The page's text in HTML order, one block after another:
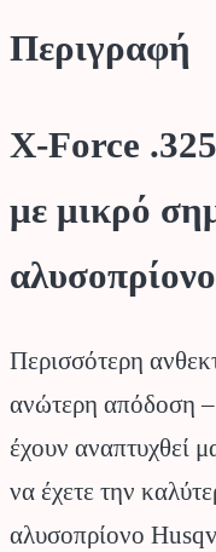
Περιγραφή
X-Force
με μικρό
αλυσοπρίονο
Περισσότερη
ανώτερη απόδοση
έχουν αναπτυχθεί
να έχετε την
αλυσοπρίονο